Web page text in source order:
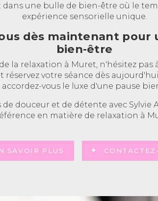
une bulle de bien-être où le
expérience sensorielle unique.
dès maintenant pour
bien-être
la relaxation à Muret, n'hésitez pas
réservez votre séance dès
vous le luxe d'une pause
douceur et de détente avec Sylvie
en matière de relaxation à
SAVOIR PLUS